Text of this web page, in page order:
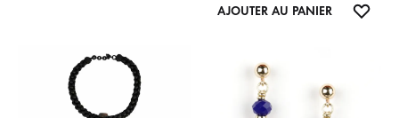
SOUHAITSAJOUTER AU PANIER